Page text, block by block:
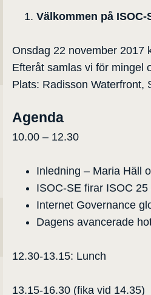
Välkommen på
Onsdag 22 november 2017
Efteråt samlas vi för mingel
Plats: Radisson Waterfront,
Agenda
10.00 – 12.30
Inledning – Maria Häll
ISOC-SE firar ISOC
Internet Governance
Dagens avancerade
12.30-13.15: Lunch
13.15-16.30 (fika vid 14.35)